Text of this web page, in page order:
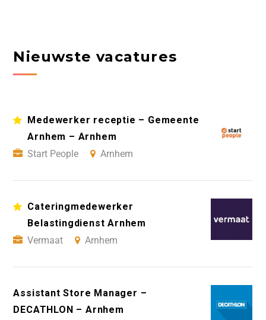
Nieuwste vacatures
Medewerker receptie – Gemeente
Arnhem – Arnhem
Start People
Arnhem
Cateringmedewerker
Belastingdienst Arnhem
Vermaat
Arnhem
Assistant Store Manager –
DECATHLON – Arnhem